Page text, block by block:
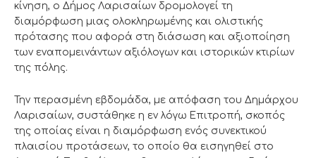
κίνηση, ο Δήμος Λαρισαίων δρομολογεί τη
διαμόρφωση μιας ολοκληρωμένης και ολιστικής
πρότασης που αφορά στη διάσωση και αξιοποίηση
των εναπομεινάντων αξιόλογων και ιστορικών κτιρίων
της πόλης.
Την περασμένη εβδομάδα, με απόφαση του Δημάρχου
Λαρισαίων, συστάθηκε η εν λόγω Επιτροπή, σκοπός
της οποίας είναι η διαμόρφωση ενός συνεκτικού
πλαισίου προτάσεων, το οποίο θα εισηγηθεί στο